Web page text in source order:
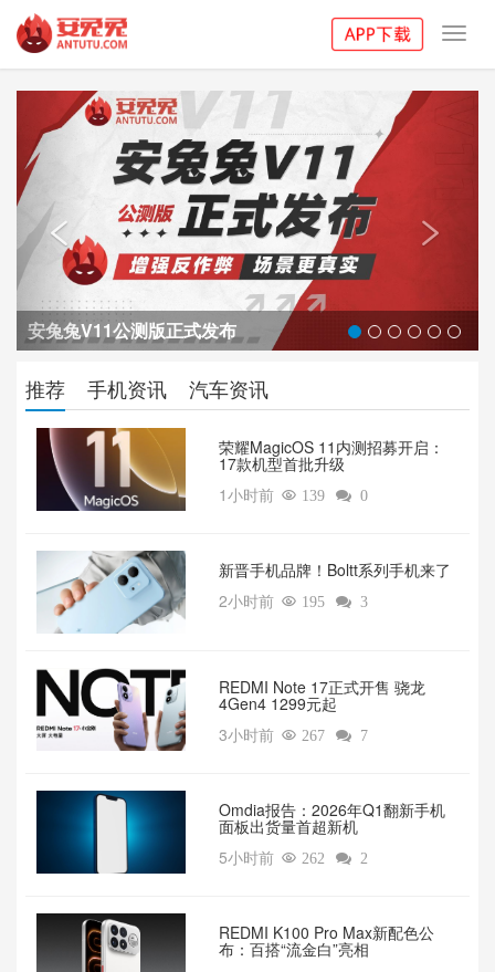
安兔兔V11公测版正式发布

Previous

推荐 手机资讯 汽车资讯
荣耀MagicOS 11内测招募开启：
17款机型首批升级
1小时前  139  0
新晋手机品牌！Boltt系列手机来了
2小时前  195  3
REDMI Note 17正式开售 骁龙
4Gen4 1299元起
3小时前  267  7
Omdia报告：2026年Q1翻新手机
面板出货量首超新机
5小时前  262  2
REDMI K100 Pro Max新配色公
布：百搭“流金白”亮相